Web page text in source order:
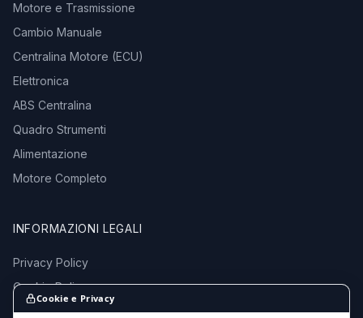
Motore e Trasmissione
Cambio Manuale
Centralina Motore (ECU)
Elettronica
ABS Centralina
Quadro Strumenti
Alimentazione
Motore Completo
INFORMAZIONI LEGALI
Privacy Policy
Cookie Policy
Termini e Condizioni
Cookie e Privacy